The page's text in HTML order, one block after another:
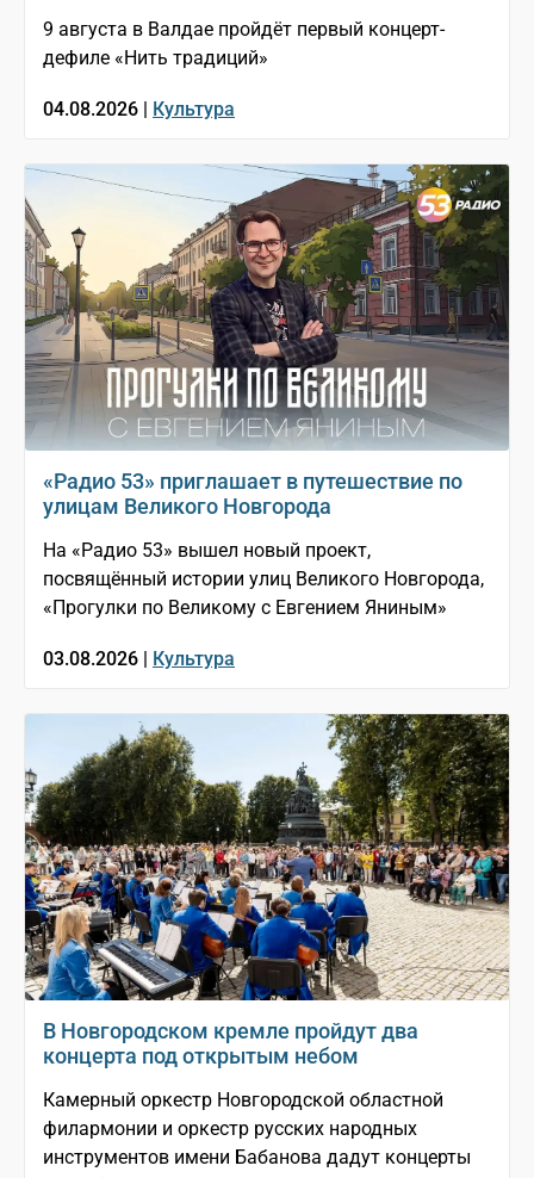
9 августа в Валдае пройдёт первый концерт-
дефиле «Нить традиций»
04.08.2026 | Культура
«Радио 53» приглашает в путешествие по
улицам Великого Новгорода
На «Радио 53» вышел новый проект,
посвящённый истории улиц Великого Новгорода,
«Прогулки по Великому с Евгением Яниным»
03.08.2026 | Культура
В Новгородском кремле пройдут два
концерта под открытым небом
Камерный оркестр Новгородской областной
филармонии и оркестр русских народных
инструментов имени Бабанова дадут концерты